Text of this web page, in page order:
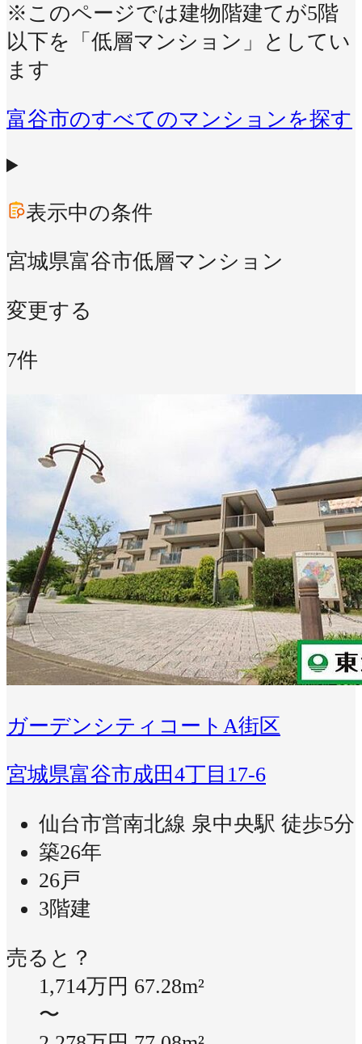
※このページでは建物階建てが5階
以下を「低層マンション」としてい
ます
富谷市のすべてのマンションを探す
表示中の条件
宮城県富谷市低層マンション
変更する
7件
ガーデンシティコートA街区
宮城県富谷市成田4丁目17-6
仙台市営南北線 泉中央駅 徒歩5分
築26年
26戸
3階建
売ると？
1,714万円 67.28m²
〜